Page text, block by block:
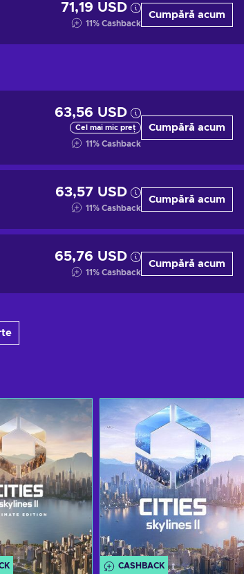
71,19 USD
11% Cashback
Cumpără acum
63,56 USD
Cel mai mic preț
11% Cashback
Cumpără acum
63,57 USD
11% Cashback
Cumpără acum
65,76 USD
11% Cashback
Cumpără acum
CASHBACK